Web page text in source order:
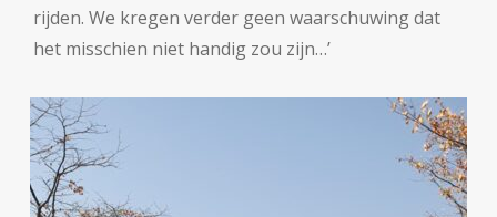
rijden. We kregen verder geen waarschuwing dat
het misschien niet handig zou zijn…’